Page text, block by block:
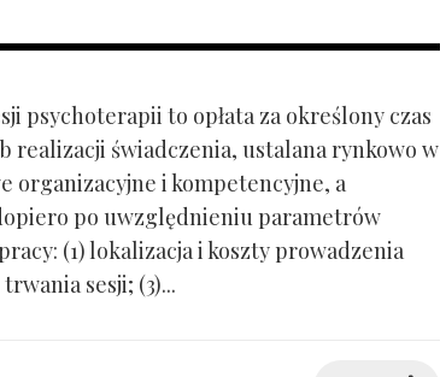
psychoterapii to opłata za określony czas
realizacji świadczenia, ustalana rynkowo w
organizacyjne i kompetencyjne, a
po uwzględnieniu parametrów
(1) lokalizacja i koszty prowadzenia
sesji; (3)...